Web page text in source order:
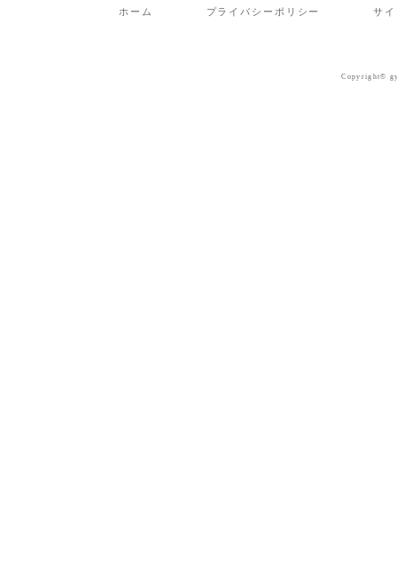
ホーム プライバシーポリシー サ
Copyright©